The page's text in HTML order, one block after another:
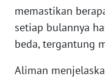
memastikan
setiap bulannya
beda, tergantung
Aliman
WN
BANTEN
WN